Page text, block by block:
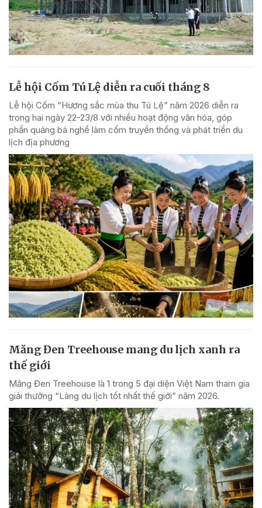
Lễ hội Cốm Tú Lệ diễn ra cuối tháng 8
Lễ hội Cốm “Hương sắc mùa thu Tú Lệ” năm 2026 diễn ra
trong hai ngày 22-23/8 với nhiều hoạt động văn hóa, góp
phần quảng bá nghề làm cốm truyền thống và phát triển du
lịch địa phương
Măng Đen Treehouse mang du lịch xanh ra
thế giới
Măng Đen Treehouse là 1 trong 5 đại diện Việt Nam tham gia
giải thưởng “Làng du lịch tốt nhất thế giới” năm 2026.